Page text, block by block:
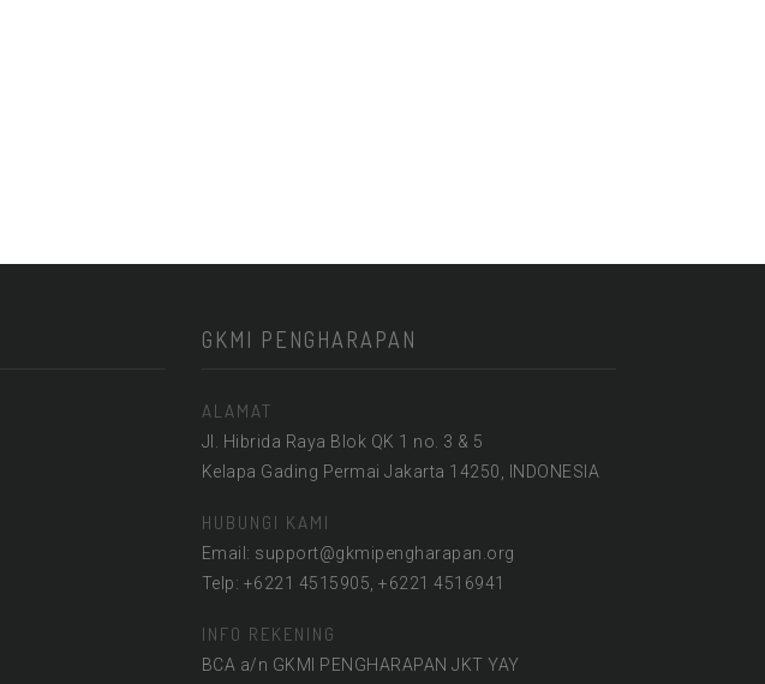
GKMI PENGHARAPAN
ALAMAT
Jl. Hibrida Raya Blok QK 1 no. 3 & 5
Kelapa Gading Permai Jakarta 14250, INDONESIA
HUBUNGI KAMI
Email: support@gkmipengharapan.org
Telp: +6221 4515905, +6221 4516941
INFO REKENING
BCA a/n GKMI PENGHARAPAN JKT YAY